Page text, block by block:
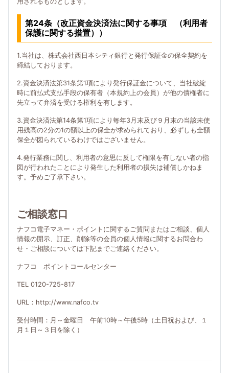
第24条（改正資金決済法に関する事項 （利用者
保護に関する措置））
1.当社は、株式会社西日本シティ銀行と発行保証金の保全契約を
締結しております。
2.資金決済法第31条第1項により発行保証金について、当社破綻
時に前払式支払手段の保有者（本規約上の会員）が他の債権者に
先立って弁済を受ける権利を有します。
3.資金決済法第14条第1項により毎年3月末及び９月末の当該未使
用残高の2分の1の額以上の保全が求められており、必ずしも全額
保全が図られているわけではございません。
4.発行業務に関し、利用者の意思に反して権限を有しない者の指
図が行われたことにより発生した利用者の損失は補償しかねま
す。予めご了承下さい。
ご相談窓口
ナフコ電子マネー・ポイントに関するご質問またはご相談、個人
情報の開示、訂正、削除等の会員の個人情報に関するお問合わ
せ・ご相談については下記までご連絡ください。
ナフコ ポイントコールセンター
TEL 0120-725-817
URL：http://www.nafco.tv
受付時間：月～金曜日 午前10時～午後5時（土日祝および、１
月１日～３日を除く）